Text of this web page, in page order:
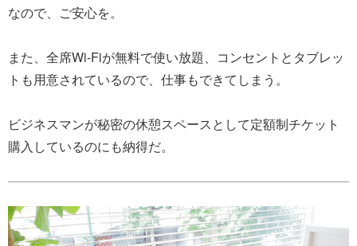
なので、ご安心を。
また、全席Wi-Fiが無料で使い放題、コンセントとタブレッ
トも用意されているので、仕事もできてしまう。
ビジネスマンが秘密の休憩スペースとして定額制チケット
購入しているのにも納得だ。